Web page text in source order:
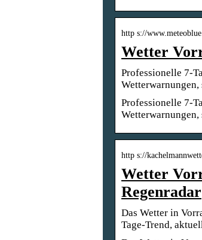
http s://
Wetter
Professionelle 7-
Professionelle 7-
http s://
Wetter
Regenradar
Das Wetter in
Tage-Trend,